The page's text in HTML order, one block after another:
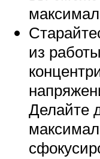
из
Делайте